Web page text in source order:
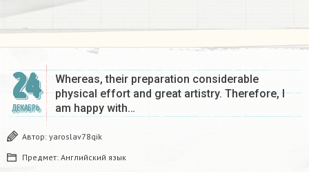
24
ДЕКАБРЬ
Whereas, their preparation considerable
physical effort and great artistry. Therefore, I
am happy with…
Автор: yaroslav78qik
Предмет: Английский язык